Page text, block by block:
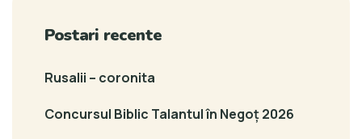
Postari recente
Rusalii – coronita
Concursul Biblic Talantul în Negoț 2026